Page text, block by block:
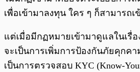
เพื่อเข้ามาลงทุน ใคร ๆ ก็สามารถเ
แต่เมื่อมีกฏหมายเข้ามาดูแลในเรื่อ
จะเป็นการเพิ่มการป้องกันภัยคุกคา
เป็นการตรวจสอบ KYC (Know-